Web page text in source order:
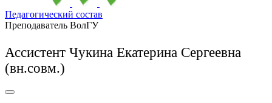
Педагогический состав
Преподаватель ВолГУ
Ассистент Чукина Екатерина Сергеевна
(вн.совм.)